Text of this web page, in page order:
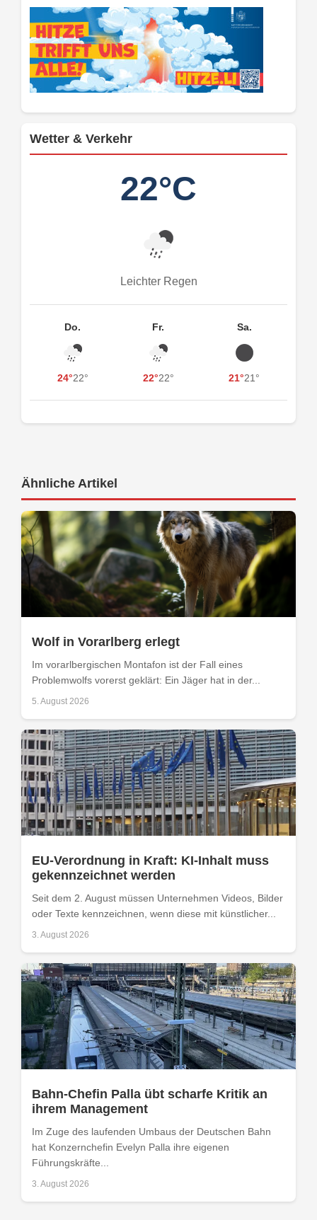
Wetter & Verkehr
22°C
Leichter Regen
Do.
24°22°
Fr.
22°22°
Sa.
21°21°
Ähnliche Artikel
Wolf in Vorarlberg erlegt
Im vorarlbergischen Montafon ist der Fall eines
Problemwolfs vorerst geklärt: Ein Jäger hat in der...
5. August 2026
EU-Verordnung in Kraft: KI-Inhalt muss
gekennzeichnet werden
Seit dem 2. August müssen Unternehmen Videos, Bilder
oder Texte kennzeichnen, wenn diese mit künstlicher...
3. August 2026
Bahn-Chefin Palla übt scharfe Kritik an
ihrem Management
Im Zuge des laufenden Umbaus der Deutschen Bahn
hat Konzernchefin Evelyn Palla ihre eigenen
Führungskräfte...
3. August 2026